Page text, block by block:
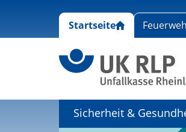
Startseite
Sicherheit &